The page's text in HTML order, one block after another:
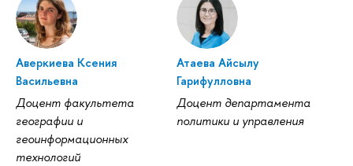
Аверкиева Ксения
Васильевна
Доцент факультета
географии и
геоинформационных
технологий
Атаева Айсылу
Гарифулловна
Доцент департамента
политики и управления